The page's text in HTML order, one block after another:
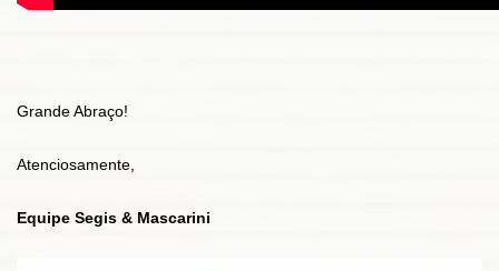
Grande Abraço!
Atenciosamente,
Equipe Segis & Mascarini